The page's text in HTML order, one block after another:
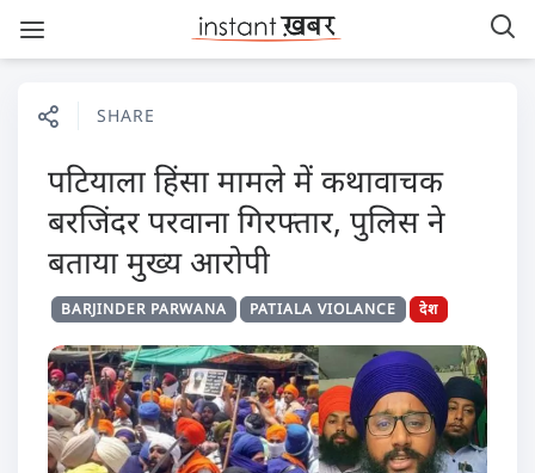
SHARE
पटियाला हिंसा मामले में कथावाचक
बरजिंदर परवाना गिरफ्तार, पुलिस ने
बताया मुख्य आरोपी
BARJINDER PARWANA PATIALA VIOLANCE देश